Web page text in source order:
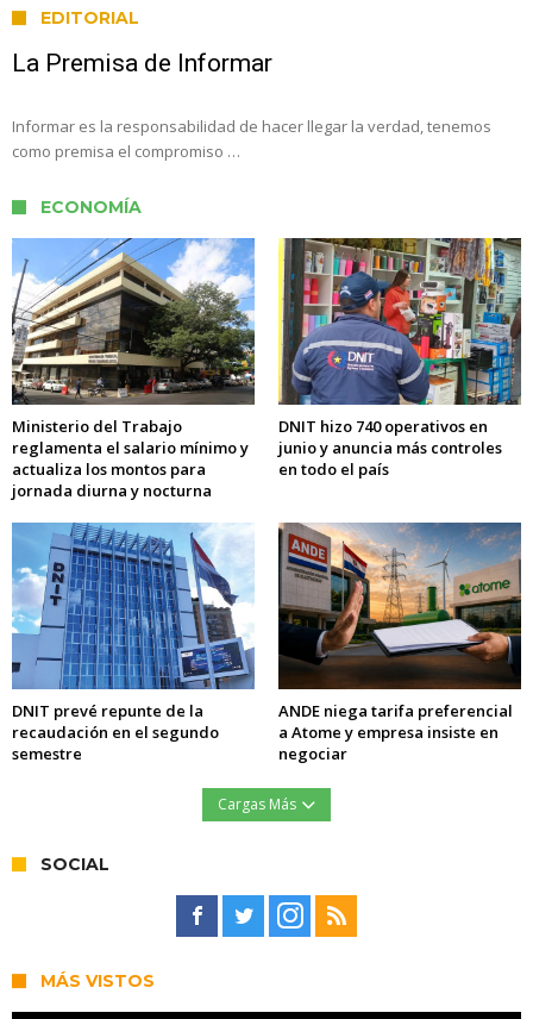
EDITORIAL
La Premisa de Informar
Informar es la responsabilidad de hacer llegar la verdad, tenemos
como premisa el compromiso …
ECONOMÍA
Ministerio del Trabajo
reglamenta el salario mínimo y
actualiza los montos para
jornada diurna y nocturna
DNIT hizo 740 operativos en
junio y anuncia más controles
en todo el país
DNIT prevé repunte de la
recaudación en el segundo
semestre
ANDE niega tarifa preferencial
a Atome y empresa insiste en
negociar
Cargas Más
SOCIAL
MÁS VISTOS